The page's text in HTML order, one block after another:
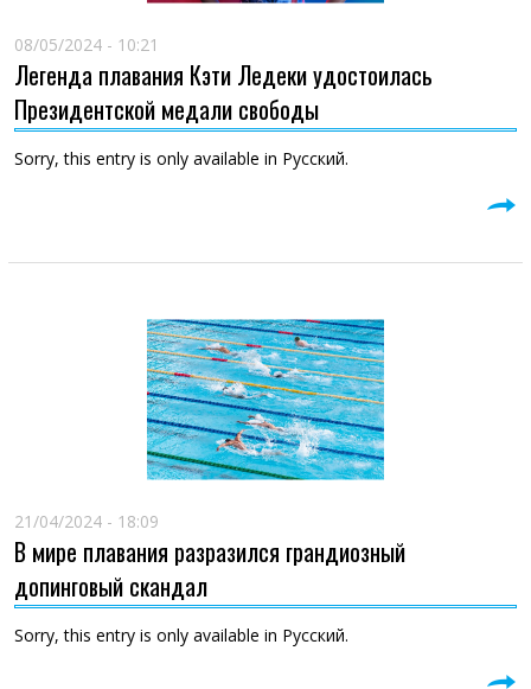
08/05/2024 - 10:21
Легенда плавания Кэти Ледеки удостоилась
Президентской медали свободы
Sorry, this entry is only available in Русский.
21/04/2024 - 18:09
В мире плавания разразился грандиозный
допинговый скандал
Sorry, this entry is only available in Русский.